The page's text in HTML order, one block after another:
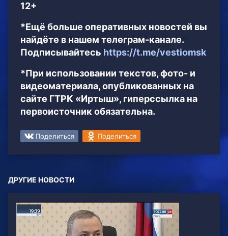
12+
*Ещё больше оперативных новостей вы
найдёте в нашем телеграм-канале.
Подписывайтесь https://t.me/vestiomsk
*При использовании текстов, фото- и
видеоматериала, опубликованных на
сайте ГТРК «Иртыш», гиперссылка на
первоисточник обязательна.
Поделиться Поделиться
ДРУГИЕ НОВОСТИ